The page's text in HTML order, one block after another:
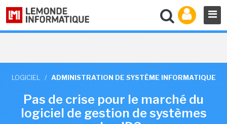
LOGICIEL / ADMINISTRATION DE SYSTÈME INFORMATIQUE
Pas de crise pour le marché du
logiciel de gestion de systèmes